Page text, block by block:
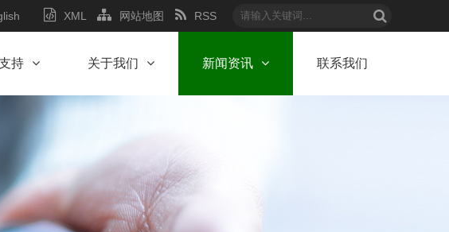
XML 网站地图 RSS
持 关于我们 新闻资讯 联系我们